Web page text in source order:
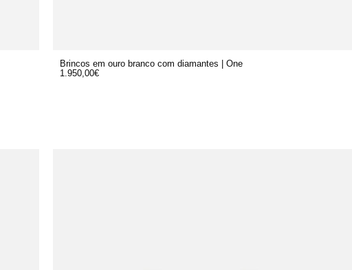
Brincos em ouro branco com diamantes | One
1.950,00€